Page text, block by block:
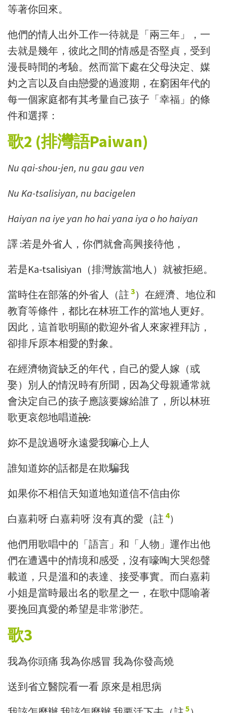
等著你回來。
他們的情人出外工作一待就是「兩三年」，一
去就是幾年，彼此之間的情感是否堅貞，受到
漫長時間的考驗。然而當下處在父母決定、媒
妁之言以及自由戀愛的過渡期，在窮困年代的
每一個家庭都有其考量自己孩子「幸福」的條
件和選擇：
歌2 (排灣語Paiwan)
Nu qai-shou-jen, nu gau gau ven
Nu Ka-tsalisiyan, nu bacigelen
Haiyan na iye yan ho hai yana iya o ho haiyan
譯 :若是外省人 ， 你們就會高興接待他 ，
若是Ka-tsalisiyan（排灣族當地人）就被拒絕。
當時住在部落的外省人
（註 3）在經濟、地位和
教育等條件 ， 都比在林班工作的當地人更好。
因此，這首歌明顯的歡迎外省人來家裡拜訪，
卻排斥原本相愛的對象。
在經濟物資缺乏的年代，自己的愛人嫁（或
娶）別人的情況時有所聞，因為父母親通常就
會決定自己的孩子應該要嫁給誰了，所以林班
歌更哀怨地唱道說:
妳不是說過呀永遠愛我嘛心上人
誰知道妳的話都是在欺騙我
如果你不相信天知道地知道信不信由你
白嘉莉呀 白嘉莉呀 沒有真的愛（註 4）
他們用歌唱中的「語言」和「人物」運作出他
們在遭遇中的情境和感受，沒有嚎啕大哭怨聲
載道，只是溫和的表達、接受事實。而白嘉莉
小姐是當時最出名的歌星之一，在歌中隱喻著
要挽回真愛的希望是非常渺茫。
歌3
我為你頭痛 我為你感冒 我為你發高燒
送到省立醫院看一看 原來是相思病
5